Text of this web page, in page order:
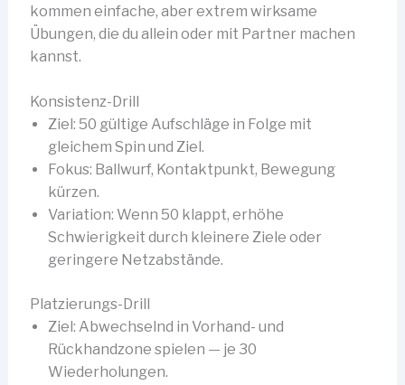
kommen einfache, aber extrem wirksame
Übungen, die du allein oder mit Partner machen
kannst.
Konsistenz-Drill
Ziel: 50 gültige Aufschläge in Folge mit
gleichem Spin und Ziel.
Fokus: Ballwurf, Kontaktpunkt, Bewegung
kürzen.
Variation: Wenn 50 klappt, erhöhe
Schwierigkeit durch kleinere Ziele oder
geringere Netzabstände.
Platzierungs-Drill
Ziel: Abwechselnd in Vorhand- und
Rückhandzone spielen — je 30
Wiederholungen.